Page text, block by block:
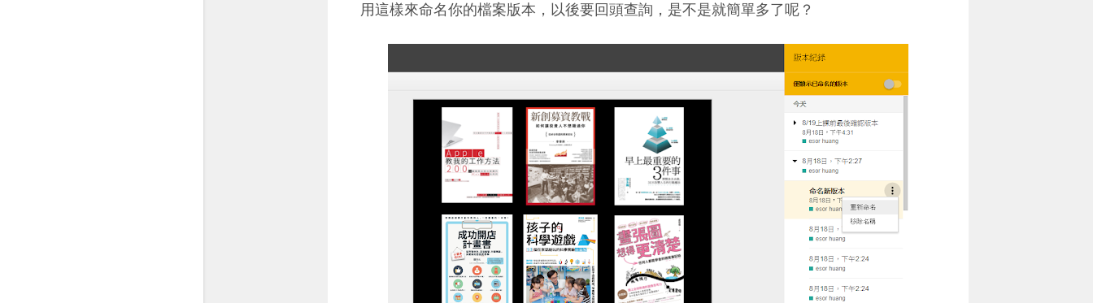
用這樣來命名你的檔案版本，以後要回頭查詢，是不是就簡單多了呢？